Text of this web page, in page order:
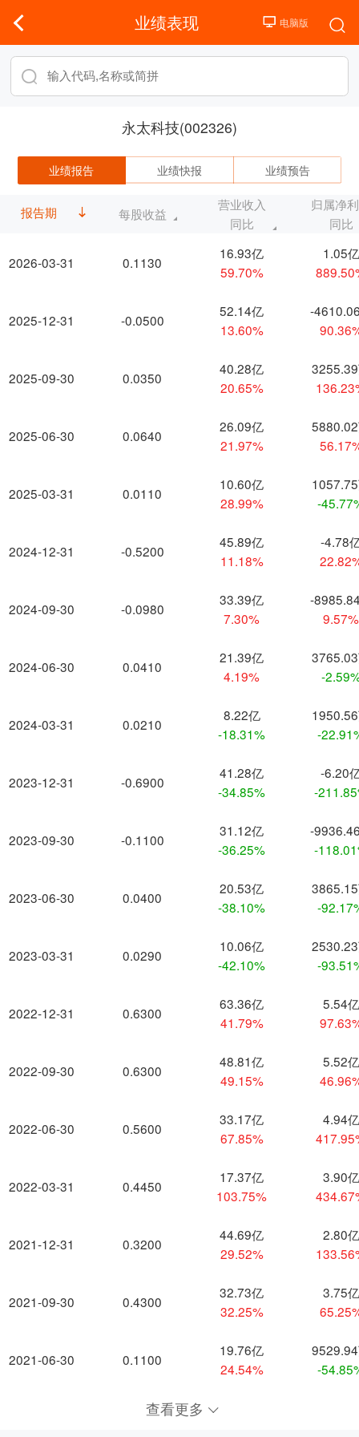
业绩表现
永太科技(002326)
业绩报告 业绩快报 业绩预告
报告期
2026-03-31
2025-12-31
2025-09-30
2025-06-30
2025-03-31
2024-12-31
2024-09-30
2024-06-30
2024-03-31
2023-12-31
2023-09-30
2023-06-30
2023-03-31
2022-12-31
2022-09-30
2022-06-30
2022-03-31
2021-12-31
2021-09-30
2021-06-30
每股收益
营业收入
同比
归属净
同比
0.1130
16.93亿
59.70%
1.05亿
-0.0500
52.14亿
13.60%
-
0.0350
40.28亿
20.65%
0.0640
26.09亿
21.97%
0.0110
10.60亿
28.99%
-
-0.5200
45.89亿
11.18%
-4.78
-0.0980
33.39亿
7.30%
-
9.57%
0.0410
21.39亿
4.19%
-
0.0210
8.22亿
-18.31%
-
-0.6900
41.28亿
-34.85%
-6.20
-
-0.1100
31.12亿
-36.25%
-
-
0.0400
20.53亿
-38.10%
-
0.0290
10.06亿
-42.10%
-
0.6300
63.36亿
41.79%
5.54亿
0.6300
48.81亿
49.15%
5.52亿
0.5600
33.17亿
67.85%
4.94亿
0.4450
17.37亿
103.75%
3.90亿
0.3200
44.69亿
29.52%
2.80亿
0.4300
32.73亿
32.25%
3.75亿
0.1100
19.76亿
24.54%
-
查看更多